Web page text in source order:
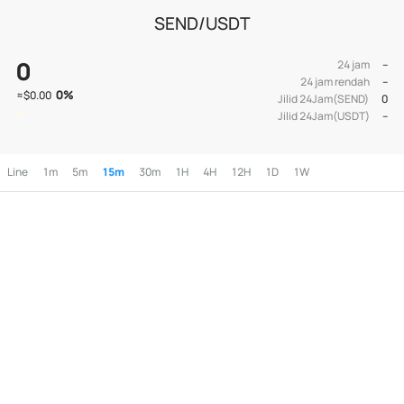
SEND/USDT
0
≈$0.00 0%
24 jam
--
24 jam rendah
--
Jilid 24Jam(SEND)
0
Jilid 24Jam(USDT)
--
Line 1m 5m 15m 30m 1H 4H 12H 1D 1W